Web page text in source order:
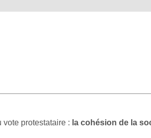
vote protestataire : la cohésion de la